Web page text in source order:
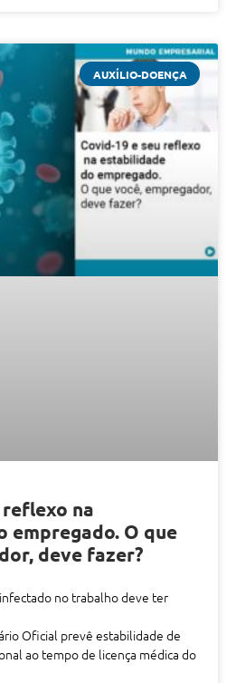
AUXÍLIO-DOENÇA
reflexo na
empregado. O que
deve fazer?
no trabalho deve ter
Oficial prevê estabilidade de
ao tempo de licença médica do